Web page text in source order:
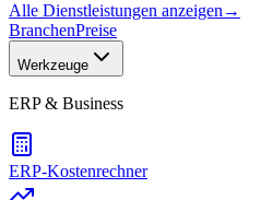
Alle Dienstleistungen anzeigen →
BranchenPreise
Werkzeuge
ERP & Business
ERP-Kostenrechner